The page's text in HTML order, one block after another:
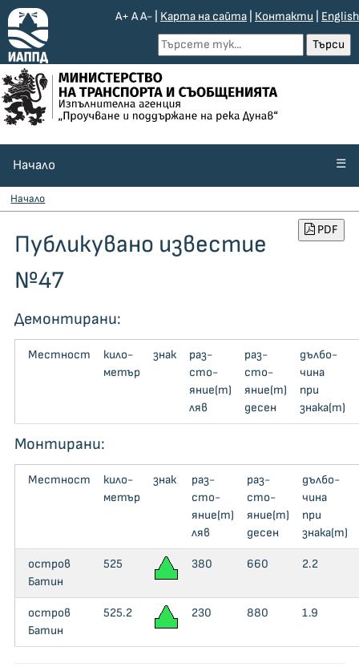
A+ AA- Kарта на сайта Контакти English
Начало ☰
Начало
PDF
Публикувано известие
№47
Демонтирани:
Местност
кило­
метър
знак
раз­
сто­
яние(m)
ляв
раз­
сто­
яние(m)
десен
дъл­бо­
чи­на
при
знака(m)
Монтирани:
Местност
кило­
метър
знак
раз­
сто­
яние(m)
ляв
раз­
сто­
яние(m)
десен
дъл­бо­
чи­на
при
знака(m)
остров
Батин
525 380 660 2.2
остров
Батин
525.2 230 880 1.9